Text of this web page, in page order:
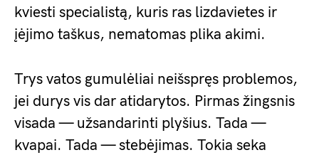
kviesti specialistą, kuris ras lizdavietes ir
įėjimo taškus, nematomas plika akimi.
Trys vatos gumulėliai neišspręs problemos,
jei durys vis dar atidarytos. Pirmas žingsnis
visada — užsandarinti plyšius. Tada —
kvapai. Tada — stebėjimas. Tokia seka